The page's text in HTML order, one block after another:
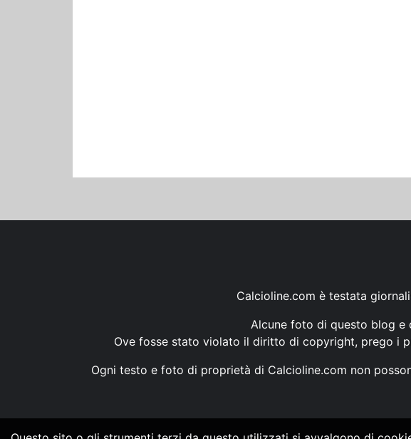
Calcioline.com è testata
Alcune foto di questo blog
Ove fosse stato violato il diritto di copyright, prego i
Ogni testo e foto di proprietà di Calcioline.com non